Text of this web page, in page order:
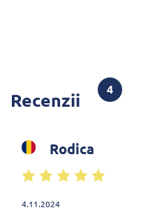
Recenzii 4
Rodica
4.11.2024